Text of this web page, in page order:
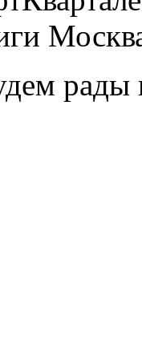
рады